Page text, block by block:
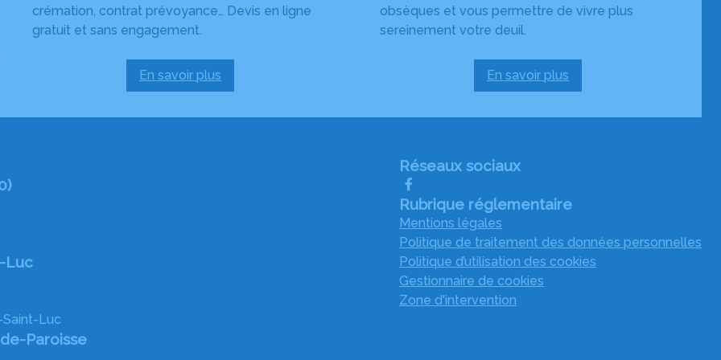
crémation, contrat prévoyance… Devis en ligne
gratuit et sans engagement.
En savoir plus
:
de
obsèques et vous permettre de vivre plus
sereinement votre deuil.
En savoir plus
:
aux
Luc
Saint-Luc
Paroisse
Réseaux sociaux
Rubrique réglementaire
Mentions légales
Politique de traitement des données personnelles
Politique d’utilisation des cookies
Gestionnaire de cookies
Zone d'intervention